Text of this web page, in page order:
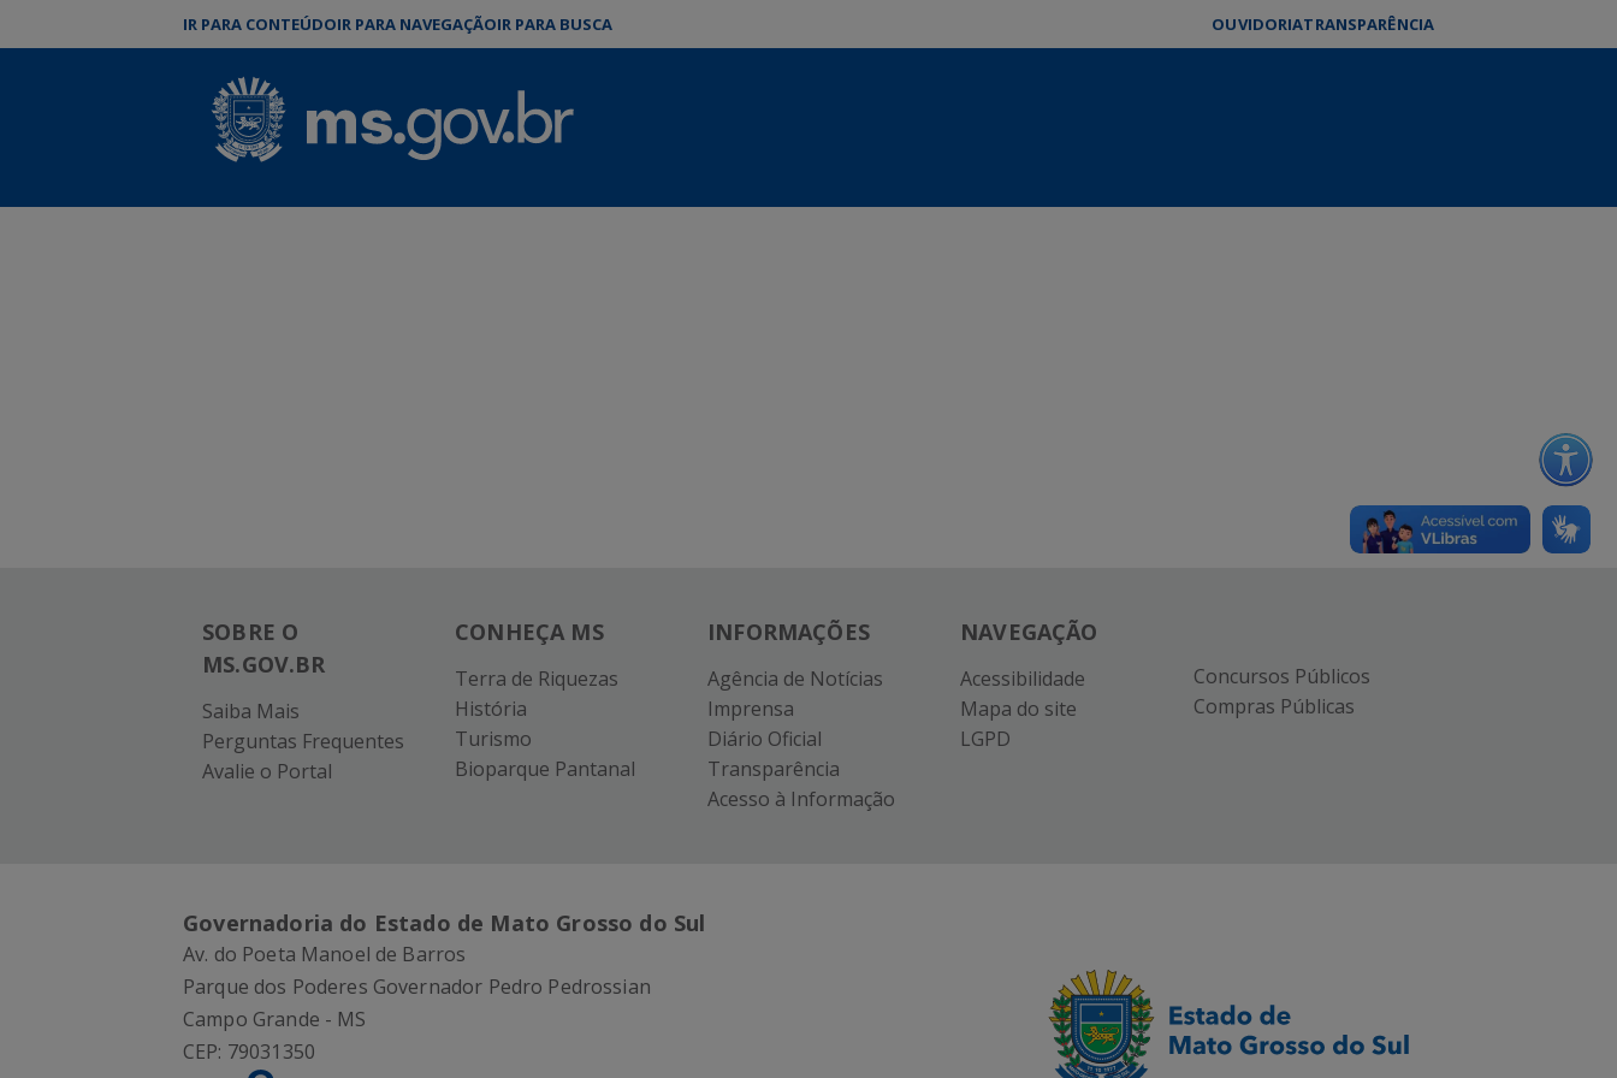
OUVIDORIATRANSPARÊNCIA
IR PARA CONTEÚDOIR PARA NAVEGAÇÃOIR PARA BUSCA
SOBRE O
MS.GOV.BR
Saiba Mais
Perguntas Frequentes
Avalie o Portal
CONHEÇA MS
Terra de Riquezas
História
Turismo
Bioparque Pantanal
INFORMAÇÕES
Agência de Notícias
Imprensa
Diário Oficial
Transparência
Acesso à Informação
NAVEGAÇÃO
Acessibilidade
Mapa do site
LGPD
Concursos Públicos
Compras Públicas
Governadoria do Estado de Mato Grosso do Sul
Av. do Poeta Manoel de Barros
Parque dos Poderes Governador Pedro Pedrossian
Campo Grande - MS
CEP: 79031350